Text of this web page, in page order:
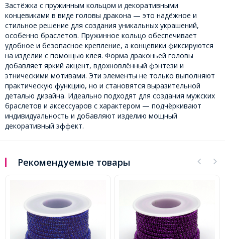
Застёжка с пружинным кольцом и декоративными
концевиками в виде головы дракона — это надёжное и
стильное решение для создания уникальных украшений,
особенно браслетов. Пружинное кольцо обеспечивает
удобное и безопасное крепление, а концевики фиксируются
на изделии с помощью клея. Форма драконьей головы
добавляет яркий акцент, вдохновлённый фэнтези и
этническими мотивами. Эти элементы не только выполняют
практическую функцию, но и становятся выразительной
деталью дизайна. Идеально подходят для создания мужских
браслетов и аксессуаров с характером — подчёркивают
индивидуальность и добавляют изделию мощный
декоративный эффект.
Рекомендуемые товары